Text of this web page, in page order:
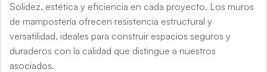
Solidez, estética y eficiencia en cada proyecto. Los muros
de mampostería ofrecen resistencia estructural y
versatilidad, ideales para construir espacios seguros y
duraderos con la calidad que distingue a nuestros
asociados.